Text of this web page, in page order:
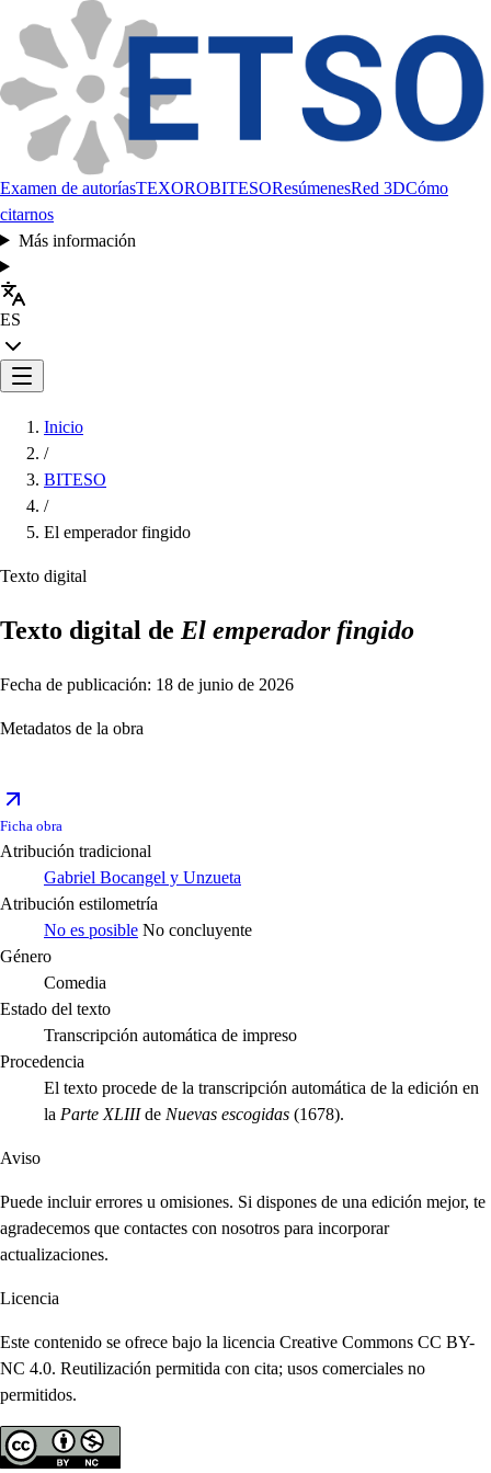
Examen de autoríasTEXOROBITESOResúmenesRed 3DCómo
citarnos
Más información
ES
Inicio
/
BITESO
/
El emperador fingido
Texto digital
Texto digital de El emperador fingido
Fecha de publicación: 18 de junio de 2026
Metadatos de la obra
Ficha obra
Atribución tradicional
Gabriel Bocangel y Unzueta
Atribución estilometría
No es posible No concluyente
Género
Comedia
Estado del texto
Transcripción automática de impreso
Procedencia
El texto procede de la transcripción automática de la edición en
la Parte XLIIIde Nuevas escogidas (1678).
Aviso
Puede incluir errores u omisiones. Si dispones de una edición mejor, te
agradecemos que contactes con nosotros para incorporar
actualizaciones.
Licencia
Este contenido se ofrece bajo la licencia Creative Commons CC BY-
NC 4.0. Reutilización permitida con cita; usos comerciales no
permitidos.